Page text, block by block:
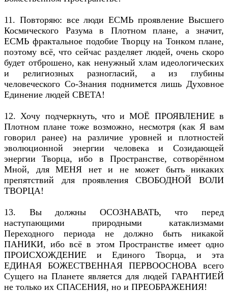
11. Повторяю: все люди ЕСМЬ проявление Высшего
Космического Разума в Плотном плане, а значит,
ЕСМЬ фрактальное подобие Творцу на Тонком плане,
поэтому всё, что сейчас разделяет людей, очень скоро
будет отброшено, как ненужный хлам идеологических
и религиозных разногласий, а из глубины
человеческого Со-Знания поднимется лишь Духовное
Единение людей СВЕТА!
12. Хочу подчеркнуть, что и МОЁ ПРОЯВЛЕНИЕ в
Плотном плане тоже возможно, несмотря (как Я вам
говорил ранее) на различие уровней и плотностей
эволюционной энергии человека и Созидающей
энергии Творца, ибо в Пространстве, сотворённом
Мной, для МЕНЯ нет и не может быть никаких
препятствий для проявления СВОБОДНОЙ ВОЛИ
ТВОРЦА!
13. Вы должны ОСОЗНАВАТЬ, что перед
наступающими природными катаклизмами
Переходного периода не должно быть никакой
ПАНИКИ, ибо всё в этом Пространстве имеет одно
ПРОИСХОЖДЕНИЕ и Единого Творца, и эта
ЕДИНАЯ БОЖЕСТВЕННАЯ ПЕРВООСНОВА всего
Сущего на Планете является для людей ГАРАНТИЕЙ
не только их СПАСЕНИЯ, но и ПРЕОБРАЖЕНИЯ!